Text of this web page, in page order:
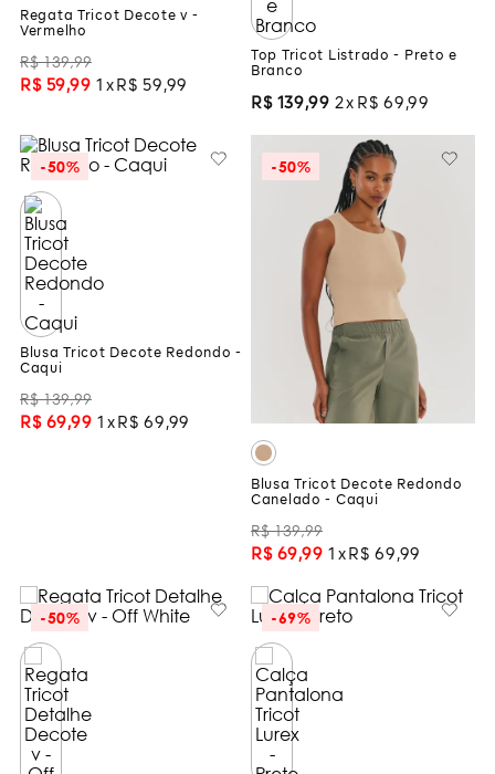
Regata Tricot Decote v -
Vermelho
R$ 139,99
R$ 59,99 1 R$ 59 ,99
Top Tricot Listrado - Preto e
Branco
R$ 139,99 2 R$ 69 ,99
-50%
Blusa Tricot Decote Redondo -
Caqui
R$ 139,99
R$ 69,99 1 R$ 69 ,99
-50%
Blusa Tricot Decote Redondo
Canelado - Caqui
R$ 139,99
R$ 69,99 1 R$ 69 ,99
-50% -69%